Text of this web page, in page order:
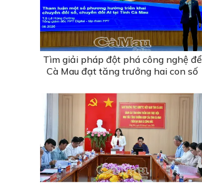
Tìm giải pháp đột phá công nghệ để
Cà Mau đạt tăng trưởng hai con số